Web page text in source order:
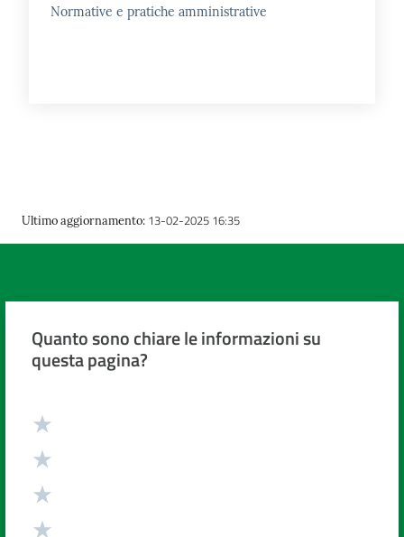
Normative e pratiche amministrative
Ultimo aggiornamento: 13-02-2025 16:35
Quanto sono chiare le informazioni su
questa pagina?